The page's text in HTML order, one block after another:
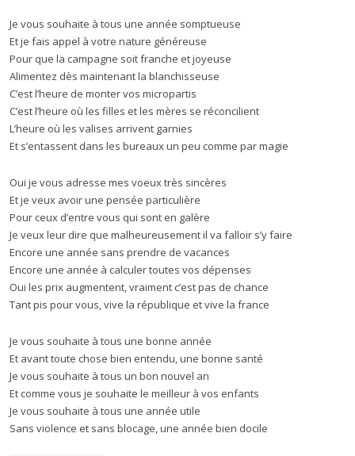
Je vous souhaite à tous une année somptueuse
Et je fais appel à votre nature généreuse
Pour que la campagne soit franche et joyeuse
Alimentez dès maintenant la blanchisseuse
C’est l’heure de monter vos micropartis
C’est l’heure où les filles et les mères se réconcilient
L’heure où les valises arrivent garnies
Et s’entassent dans les bureaux un peu comme par magie
Oui je vous adresse mes voeux très sincères
Et je veux avoir une pensée particulière
Pour ceux d’entre vous qui sont en galère
Je veux leur dire que malheureusement il va falloir s’y faire
Encore une année sans prendre de vacances
Encore une année à calculer toutes vos dépenses
Oui les prix augmentent, vraiment c’est pas de chance
Tant pis pour vous, vive la république et vive la france
Je vous souhaite à tous une bonne année
Et avant toute chose bien entendu, une bonne santé
Je vous souhaite à tous un bon nouvel an
Et comme vous je souhaite le meilleur à vos enfants
Je vous souhaite à tous une année utile
Sans violence et sans blocage, une année bien docile